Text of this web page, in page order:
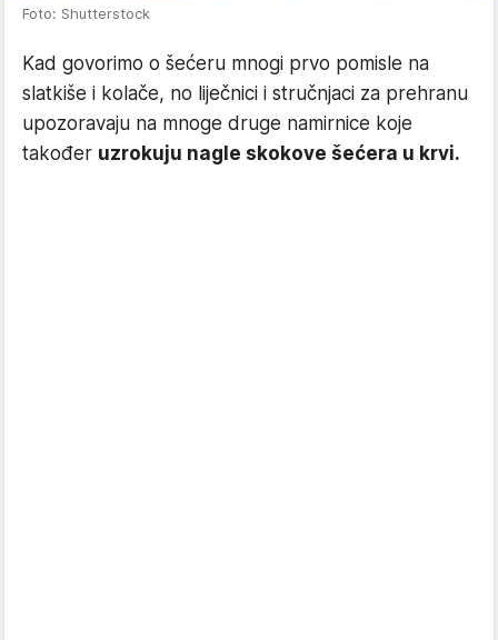
Foto: Shutterstock
Kad govorimo o šećeru mnogi prvo pomisle na
slatkiše i kolače, no liječnici i stručnjaci za prehranu
upozoravaju na mnoge druge namirnice koje
također uzrokuju nagle skokove šećera u krvi.